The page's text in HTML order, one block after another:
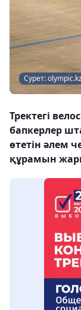
Сурет:
Тректегі
бапкерлер
өтетін әлем
құрамын